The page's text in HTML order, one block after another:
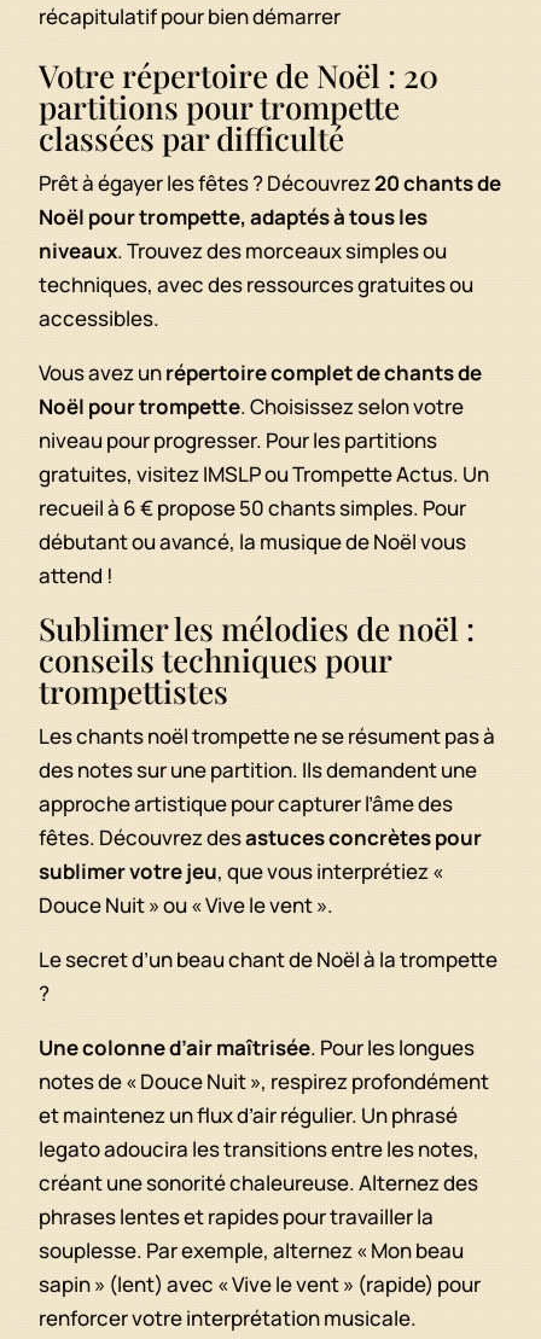
récapitulatif pour bien démarrer
Votre répertoire de Noël : 20
partitions pour trompette
classées par difficulté
Prêt à égayer les fêtes ? Découvrez20 chants de
Noël pour trompette, adaptés à tous les
niveaux. Trouvez des morceaux simples ou
techniques, avec des ressources gratuites ou
accessibles.
Vous avez unrépertoire complet de chants de
Noël pour trompette. Choisissez selon votre
niveau pour progresser. Pour les partitions
gratuites, visitez IMSLP ou Trompette Actus. Un
recueil à 6 € propose 50 chants simples. Pour
débutant ou avancé, la musique de Noël vous
attend !
Sublimer les mélodies de noël :
conseils techniques pour
trompettistes
Les chants noël trompette ne se résument pas à
des notes sur une partition. Ils demandent une
approche artistique pour capturer l’âme des
fêtes. Découvrez desastuces concrètes pour
sublimer votre jeu, que vous interprétiez «
Douce Nuit » ou « Vive le vent ».
Le secret d’un beau chant de Noël à la trompette
?
Une colonne d’air maîtrisée. Pour les longues
notes de « Douce Nuit », respirez profondément
et maintenez un flux d’air régulier. Un phrasé
legato adoucira les transitions entre les notes,
créant une sonorité chaleureuse. Alternez des
phrases lentes et rapides pour travailler la
souplesse. Par exemple, alternez « Mon beau
sapin » (lent) avec « Vive le vent » (rapide) pour
renforcer votre interprétation musicale.